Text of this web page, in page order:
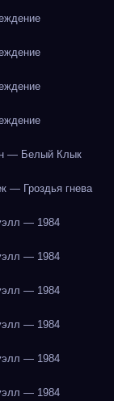
— Белый Клык
— Гроздья гнева
— 1984
— 1984
— 1984
— 1984
— 1984
— 1984